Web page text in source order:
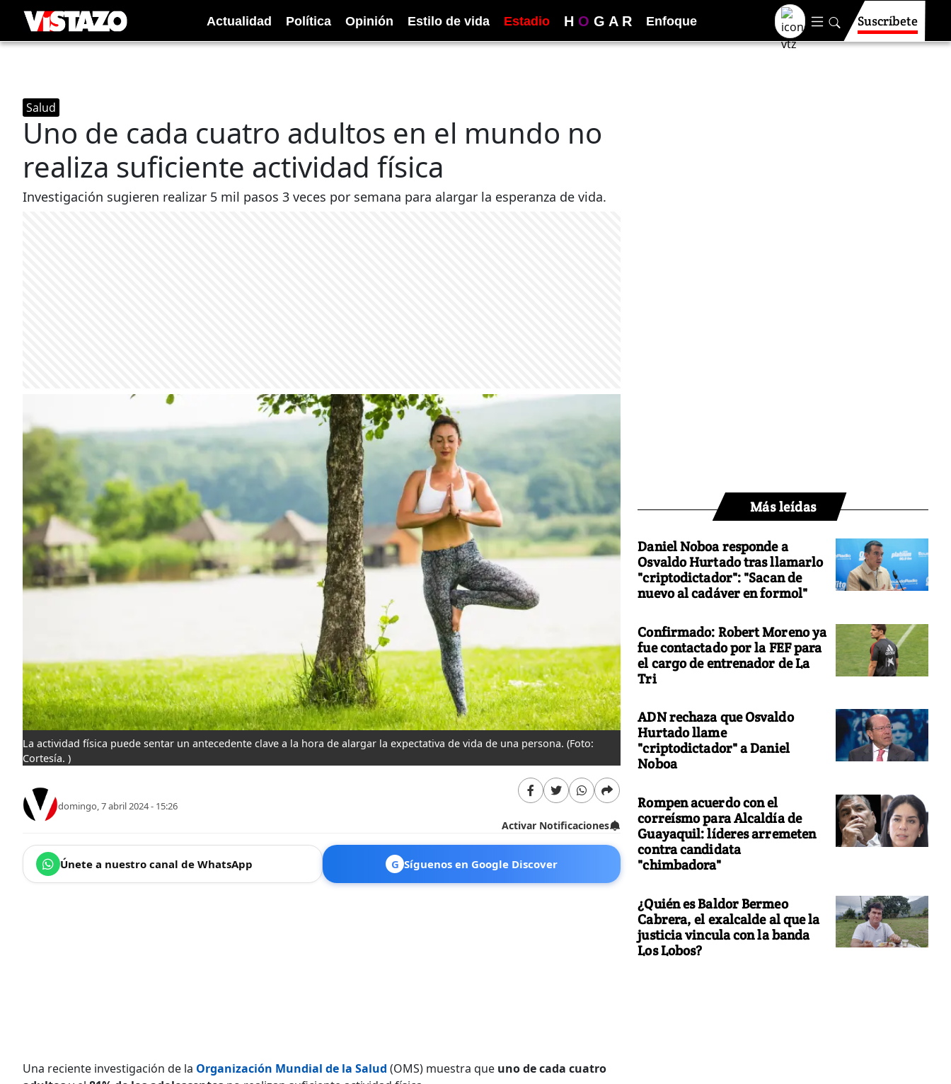
Actualidad Política Opinión Estilo de vida Estadio H O G A R Enfoque Suscríbete
Salud
Uno de cada cuatro adultos en el mundo no
realiza suficiente actividad física
Investigación sugieren realizar 5 mil pasos 3 veces por semana para alargar la esperanza de vida.
La actividad física puede sentar un antecedente clave a la hora de alargar la expectativa de vida de una persona. (Foto:
Cortesía. )
domingo, 7 abril 2024 - 15:26
Activar Notificaciones
Únete a nuestro canal de WhatsApp G Síguenos en Google Discover
Una reciente investigación de la Organización Mundial de la Salud (OMS) muestra que uno de cada cuatro
Más leídas
Daniel Noboa responde a
Osvaldo Hurtado tras llamarlo
"criptodictador": "Sacan de
nuevo al cadáver en formol"
Confirmado: Robert Moreno ya
fue contactado por la FEF para
el cargo de entrenador de La
Tri
ADN rechaza que Osvaldo
Hurtado llame
"criptodictador" a Daniel
Noboa
Rompen acuerdo con el
correísmo para Alcaldía de
Guayaquil: líderes arremeten
contra candidata
"chimbadora"
¿Quién es Baldor Bermeo
Cabrera, el exalcalde al que la
justicia vincula con la banda
Los Lobos?